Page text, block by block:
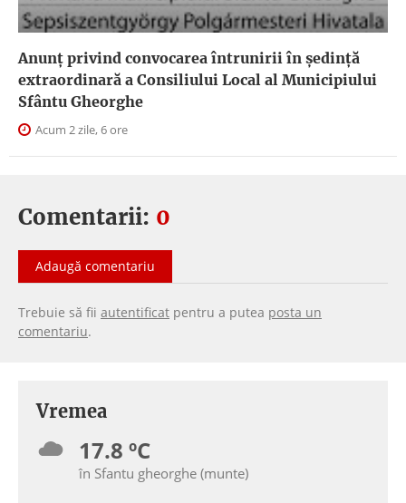
Anunţ privind convocarea întrunirii în şedinţă
extraordinară a Consiliului Local al Municipiului
Sfântu Gheorghe
Acum 2 zile, 6 ore
Comentarii: 0
Adaugă comentariu
Trebuie să fii autentificat pentru a putea posta un
comentariu.
Vremea
17.8 ºC
în Sfantu gheorghe (munte)